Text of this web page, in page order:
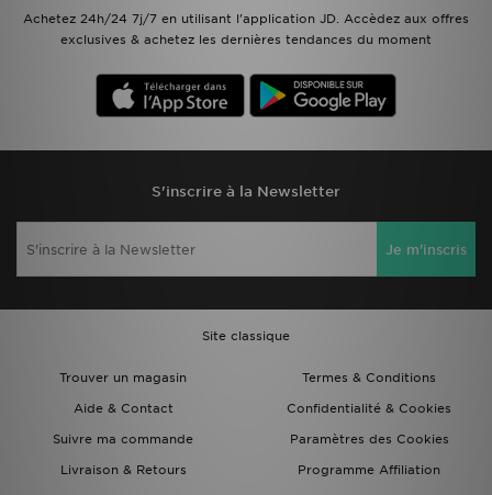
Achetez 24h/24 7j/7 en utilisant l'application JD. Accèdez aux offres
exclusives & achetez les dernières tendances du moment
S'inscrire à la Newsletter
Je m'inscris
Site classique
Trouver un magasin
Termes & Conditions
Aide & Contact
Confidentialité & Cookies
Suivre ma commande
Paramètres des Cookies
Livraison & Retours
Programme Affiliation